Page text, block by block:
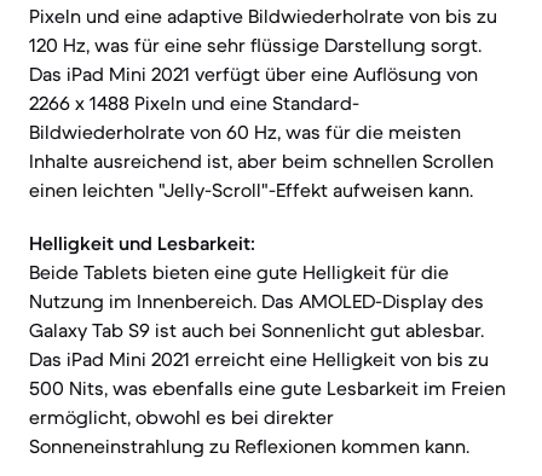
Pixeln und eine adaptive Bildwiederholrate von bis zu
120 Hz, was für eine sehr flüssige Darstellung sorgt.
Das iPad Mini 2021 verfügt über eine Auflösung von
2266 x 1488 Pixeln und eine Standard-
Bildwiederholrate von 60 Hz, was für die meisten
Inhalte ausreichend ist, aber beim schnellen Scrollen
einen leichten "Jelly-Scroll"-Effekt aufweisen kann.
Helligkeit und Lesbarkeit:
Beide Tablets bieten eine gute Helligkeit für die
Nutzung im Innenbereich. Das AMOLED-Display des
Galaxy Tab S9 ist auch bei Sonnenlicht gut ablesbar.
Das iPad Mini 2021 erreicht eine Helligkeit von bis zu
500 Nits, was ebenfalls eine gute Lesbarkeit im Freien
ermöglicht, obwohl es bei direkter
Sonneneinstrahlung zu Reflexionen kommen kann.